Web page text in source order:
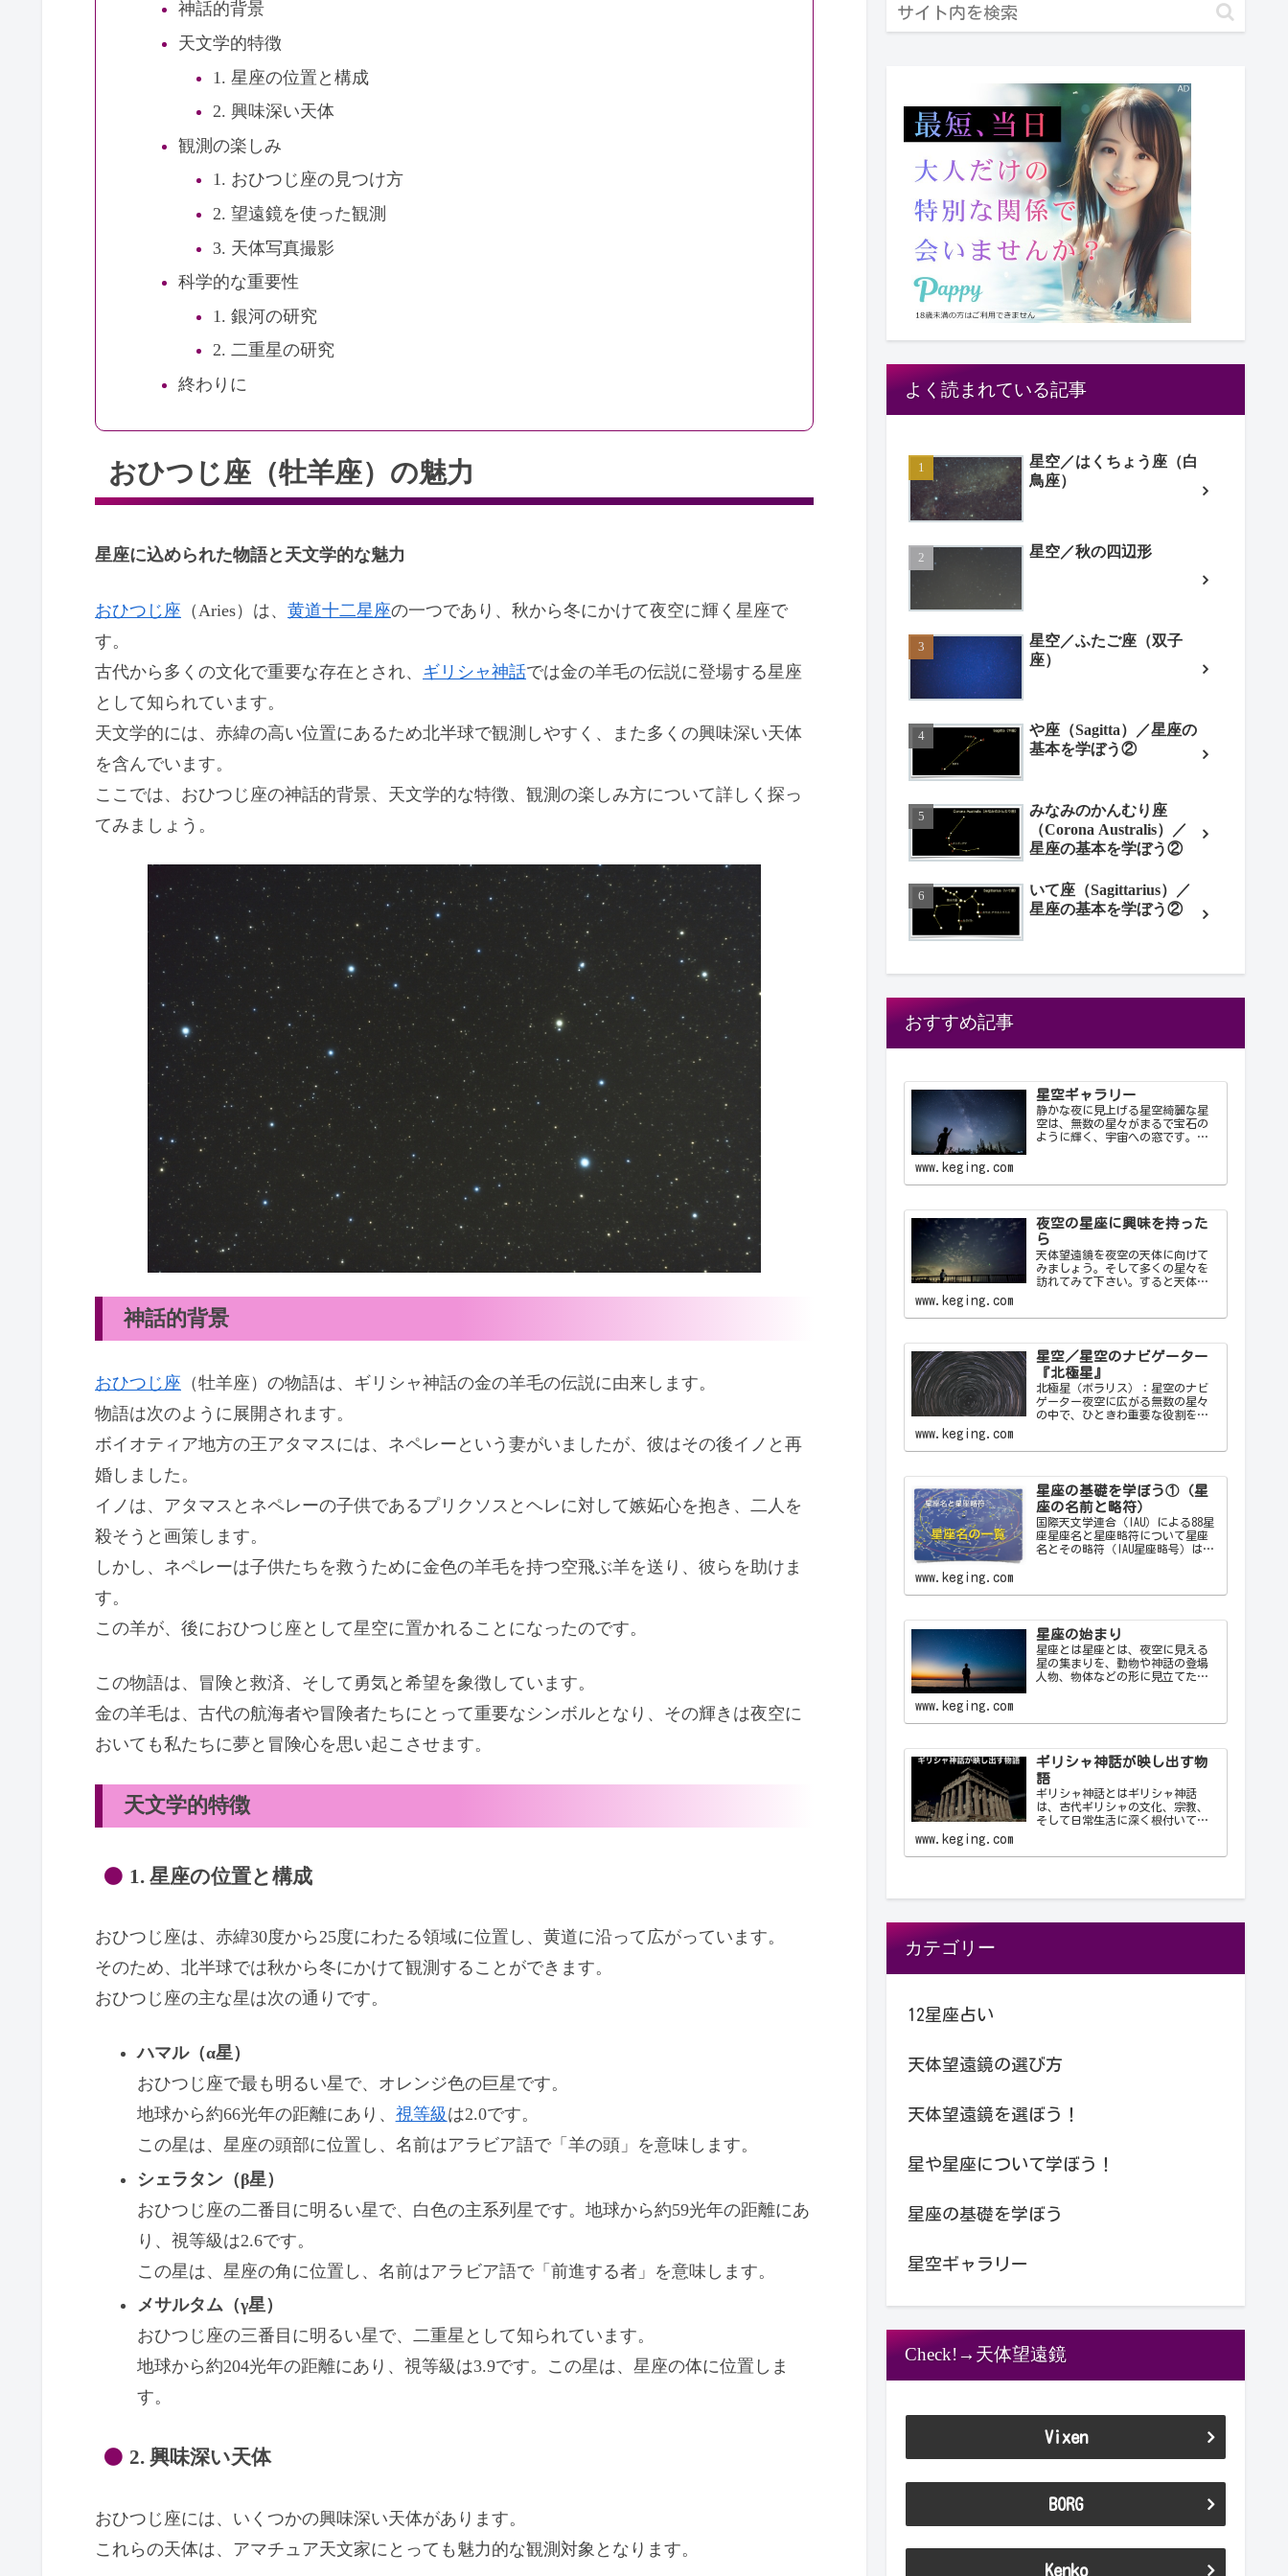
神話的背景
天文学的特徴
1. 星座の位置と構成
2. 興味深い天体
観測の楽しみ
1. おひつじ座の見つけ方
2. 望遠鏡を使った観測
3. 天体写真撮影
科学的な重要性
1. 銀河の研究
2. 二重星の研究
終わりに
おひつじ座（牡羊座）の魅力
星座に込められた物語と天文学的な魅力
おひつじ座 （Aries）は、 黄道十二星座の一つであり、秋から冬にかけて夜空に輝く星座で
す。
古代から多くの文化で重要な存在とされ、 ギリシャ神話では金の羊毛の伝説に登場する星座
として知られています。
天文学的には、赤緯の高い位置にあるため北半球で観測しやすく、また多くの興味深い天体
を含んでいます。
ここでは、おひつじ座の神話的背景、天文学的な特徴、観測の楽しみ方について詳しく探っ
てみましょう。
神話的背景
おひつじ座 （牡羊座）の物語は、ギリシャ神話の金の羊毛の伝説に由来します。
物語は次のように展開されます。
ボイオティア地方の王アタマスには、ネペレーという妻がいましたが、彼はその後イノと再
婚しました。
イノは、アタマスとネペレーの子供であるプリクソスとヘレに対して嫉妬心を抱き、二人を
殺そうと画策します。
しかし、ネペレーは子供たちを救うために金色の羊毛を持つ空飛ぶ羊を送り、彼らを助けま
す。
この羊が、後におひつじ座として星空に置かれることになったのです。
この物語は、冒険と救済、そして勇気と希望を象徴しています。
金の羊毛は、古代の航海者や冒険者たちにとって重要なシンボルとなり、その輝きは夜空に
おいても私たちに夢と冒険心を思い起こさせます。
天文学的特徴
1. 星座の位置と構成
おひつじ座は、赤緯30度から25度にわたる領域に位置し、黄道に沿って広がっています。
そのため、北半球では秋から冬にかけて観測することができます。
おひつじ座の主な星は次の通りです。
ハマル（α星）
おひつじ座で最も明るい星で、オレンジ色の巨星です。
地球から約66光年の距離にあり、 視等級は2.0です。
この星は、星座の頭部に位置し、名前はアラビア語で「羊の頭」を意味します。
シェラタン（β星）
おひつじ座の二番目に明るい星で、白色の主系列星です。地球から約59光年の距離にあ
り、視等級は2.6です。
この星は、星座の角に位置し、名前はアラビア語で「前進する者」を意味します。
メサルタム（γ星）
おひつじ座の三番目に明るい星で、二重星として知られています。
地球から約204光年の距離にあり、視等級は3.9です。この星は、星座の体に位置しま
す。
2. 興味深い天体
おひつじ座には、いくつかの興味深い天体があります。
これらの天体は、アマチュア天文家にとっても魅力的な観測対象となります。
よく読まれている記事
星空／はくちょう座（白
鳥座）
星空／秋の四辺形
星空／ふたご座（双子
座）
や座（Sagitta）／星座の
基本を学ぼう②
みなみのかんむり座
（Corona Australis）／
星座の基本を学ぼう②
いて座（Sagittarius）／
星座の基本を学ぼう②
おすすめ記事
星空ギャラリー
静かな夜に見上げる星空綺麗な星
空は、無数の星々がまるで宝石の
ように輝く、宇宙への窓です。静
感…
www.keging.com
夜空の星座に興味を持った
ら
天体望遠鏡を夜空の天体に向けて
みましょう。そして多くの星々を
訪れてみて下さい。すると天体望
色々なメッセージをあなたに伝え
があなたにとって一生の趣味にな
ることでしょう。
www.keging.com
星空／星空のナビゲーター
『北極星』
北極星（ポラリス）：星空のナビ
ゲーター夜空に広がる無数の星々
の中で、ひときわ重要な役割を果
るまで、北極星は航海者や探検家
たしてきました。ここでは…
www.keging.com
星座の基礎を学ぼう①（星
座の名前と略符）
国際天文学連合（IAU）による88星
座星座名と星座略符について星座
名とその略符（IAU星座略号）は、
www.keging.com
星座の始まり
星座とは星座とは、夜空に見える
星の集まりを、動物や神話の登場
人物、物体などの形に見立てたも
要な役…
www.keging.com
ギリシャ神話が映し出す物
語
ギリシャ神話とはギリシャ神話
は、古代ギリシャの文化、宗教、
そして日常生活に深く根付いてい
の物語は、古代ギリシャ人の世界
大な…
www.keging.com
カテゴリー
12星座占い
天体望遠鏡の選び方
天体望遠鏡を選ぼう！
星や星座について学ぼう！
星座の基礎を学ぼう
星空ギャラリー
Check!→天体望遠鏡
Vixen
BORG
Kenko